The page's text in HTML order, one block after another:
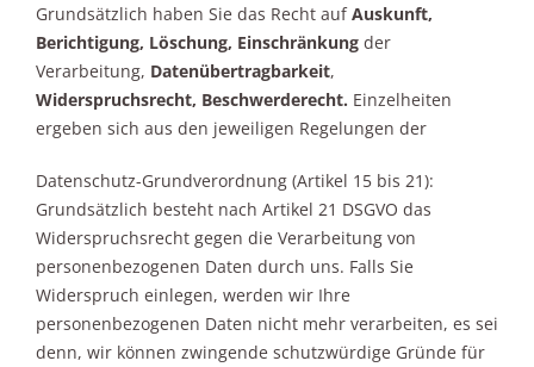
Grundsätzlich haben Sie das Recht aufAuskunft,
Berichtigung, Löschung, Einschränkung der
Verarbeitung, Datenübertragbarkeit,
Widerspruchsrecht, Beschwerderecht. Einzelheiten
ergeben sich aus den jeweiligen Regelungen der
Datenschutz-Grundverordnung (Artikel 15 bis 21):
Grundsätzlich besteht nach Artikel 21 DSGVO das
Widerspruchsrecht gegen die Verarbeitung von
personenbezogenen Daten durch uns. Falls Sie
Widerspruch einlegen, werden wir Ihre
personenbezogenen Daten nicht mehr verarbeiten, es sei
denn, wir können zwingende schutzwürdige Gründe für